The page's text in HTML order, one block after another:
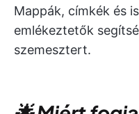
Mappák, címkék és
emlékeztetők
szemesztert.